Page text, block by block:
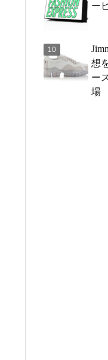
ー
想
ー
場